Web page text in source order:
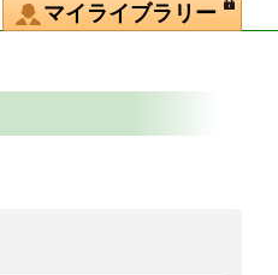
マイライブラリー